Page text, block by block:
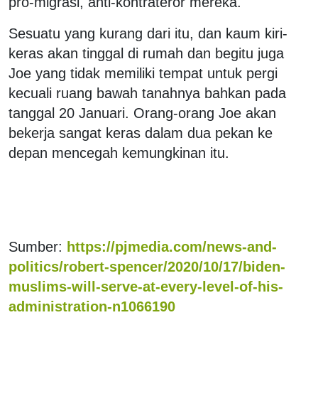
Sesuatu yang kurang dari itu, dan kaum kiri-
keras akan tinggal di rumah dan begitu juga
Joe yang tidak memiliki tempat untuk pergi
kecuali ruang bawah tanahnya bahkan pada
tanggal 20 Januari. Orang-orang Joe akan
bekerja sangat keras dalam dua pekan ke
depan mencegah kemungkinan itu.
Sumber: https://pjmedia.com/news-and-
politics/robert-spencer/2020/10/17/biden-
muslims-will-serve-at-every-level-of-his-
administration-n1066190